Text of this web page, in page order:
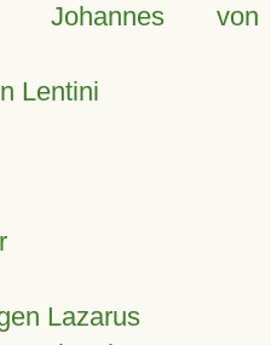
Johannes von
Lentini
Lazarus